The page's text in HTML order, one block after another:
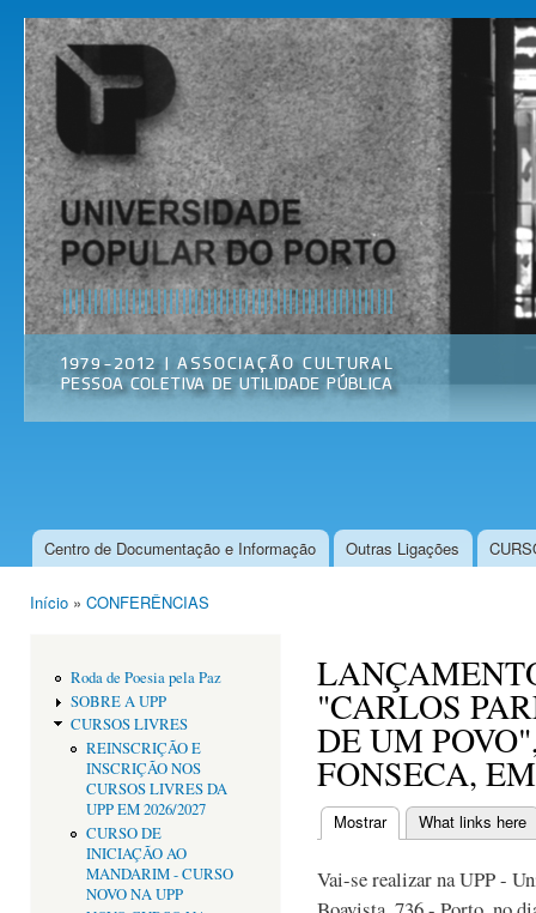
Universidade
Popular do
Porto
Associação
Cultural
Menu principal
Centro de Documentação e Informação Outras Ligações
Início » CONFERÊNCIAS
Roda de Poesia pela Paz
SOBRE A UPP
CURSOS LIVRES
REINSCRIÇÃO E
INSCRIÇÃO NOS
CURSOS LIVRES DA
UPP EM 2026/2027
CURSO DE
INICIAÇÃO AO
MANDARIM - CURSO
NOVO NA UPP
"CARLOS
DE UM
FONSECA,
Separadores
Mostrar(separador ativo)
What links here
Vai-se realizar na UPP -